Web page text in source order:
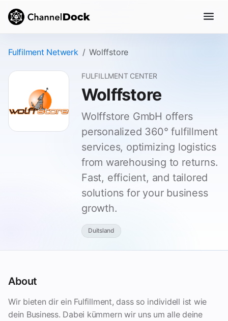
Fulfilment Netwerk Wolffstore
FULFILLMENT CENTER
Wolffstore
Wolffstore GmbH offers
personalized 360° fulfillment
services, optimizing logistics
from warehousing to returns.
Fast, efficient, and tailored
solutions for your business
growth.
Duitsland
About
Wir bieten dir ein Fulfillment, dass so individell ist wie
dein Business. Dabei kümmern wir uns um alle deine